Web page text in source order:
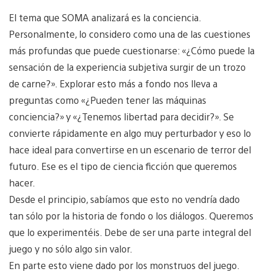
El tema que SOMA analizará es la conciencia.
Personalmente, lo considero como una de las cuestiones
más profundas que puede cuestionarse: «¿Cómo puede la
sensación de la experiencia subjetiva surgir de un trozo
de carne?». Explorar esto más a fondo nos lleva a
preguntas como «¿Pueden tener las máquinas
conciencia?» y «¿Tenemos libertad para decidir?». Se
convierte rápidamente en algo muy perturbador y eso lo
hace ideal para convertirse en un escenario de terror del
futuro. Ese es el tipo de ciencia ficción que queremos
hacer.
Desde el principio, sabíamos que esto no vendría dado
tan sólo por la historia de fondo o los diálogos. Queremos
que lo experimentéis. Debe de ser una parte integral del
juego y no sólo algo sin valor.
En parte esto viene dado por los monstruos del juego.